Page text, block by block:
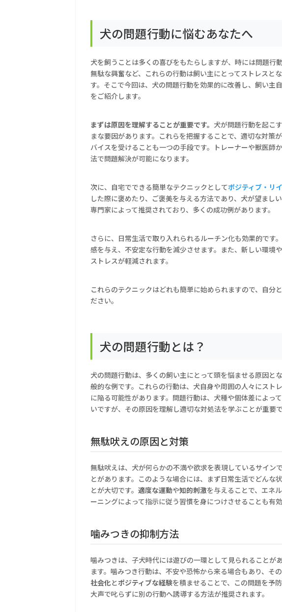
犬の問題行動に悩むあなたへ
犬を飼うことは多くの喜びをもたらしますが、時には問題行
無駄な興奮など、これらの行動は飼い主にとってストレスと
す。そこで今回は、犬の問題行動を効果的に改善し、飼い主
をご紹介します。
まずは原因を理解することが重要です。 犬が問題行動を起こす
まな要因があります。これらを把握することで、適切な対策
バイスを受けることも一つの手段です。トレーナーや獣医師
法で問題解決が可能になります。
次に、自宅でできる簡単なテクニックとしてポジティブ・リ
した際に褒めたり、ご褒美を与える方法であり、犬が望まし
専門家によって推奨されており、多くの成功例があります。
さらに、日常生活で取り入れられるルーチン化も効果的です
感を与え、不安定な行動を減少させます。また、新しい環境
ストレスが軽減されます。
これらのテクニックはどれも簡単に始められますので、自分
ださい。
犬の問題行動とは？
犬の問題行動は、多くの飼い主にとって頭を悩ませる原因と
般的な例です。これらの行動は、犬自身や周囲の人々にスト
に陥る可能性があります。問題行動は、犬種や個体差によっ
いですが、その原因を理解し適切な対処法を学ぶことが重要で
無駄吠えの原因と対策
無駄吠えは、犬が何らかの不満や欲求を表現しているサイン
とがあります。このような場合には、まず日常生活でどんな
とが大切です。適度な運動や知的刺激を与えることで、エネ
ーニングによって指示に従う習慣を身につけさせることも有効
噛みつきの抑制方法
噛みつきは、子犬時代には遊びの一環として見られることが
ます。噛みつき行動は、不安や恐怖から来る場合もあり、そ
社会化とポジティブな経験を積ませることで、この問題を予
大声で叱らずに別の行動へ誘導する方法が推奨されます。